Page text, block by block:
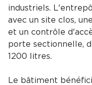
industriels.
avec un site clos,
et un contrôle
porte sectionnelle,
1200 litres.
Le bâtiment